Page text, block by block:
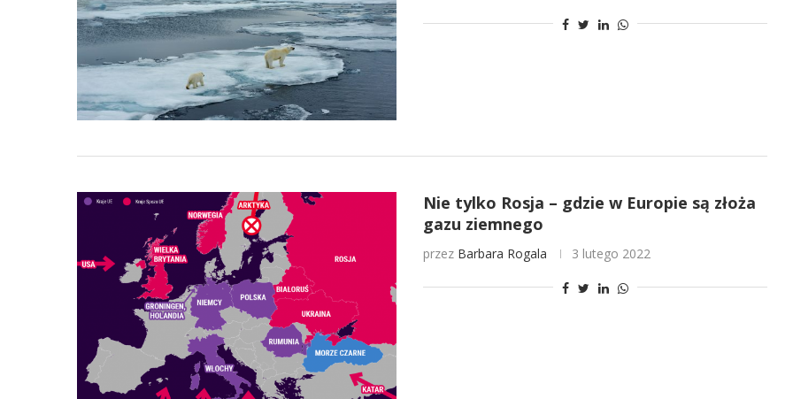
Nie tylko Rosja – gdzie w Europie są złoża
gazu ziemnego
przez Barbara Rogala 3 lutego 2022